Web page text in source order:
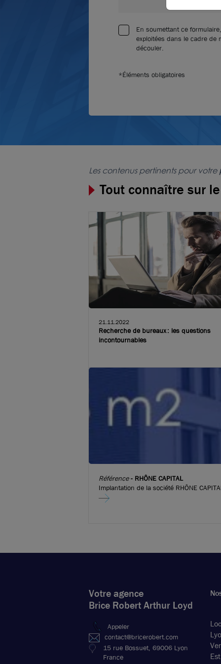
En soumettant ce
exploitées dans le cadre de
découler.
*Éléments obligatoires
Les contenus pertinents pour votre
Tout connaître sur
21.11.2022
Recherche de bureaux : les questions
incontournables
Référence- RHÔNE CAPITAL
Implantation de la société RHÔNE
Votre agence
Brice Robert Arthur Loyd
Appeler
contact@bricerobert.com
15 rue Bossuet, 69006 Lyon
France